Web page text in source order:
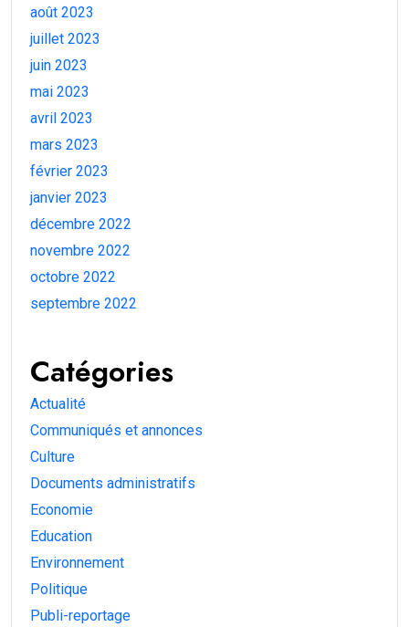
août 2023
juillet 2023
juin 2023
mai 2023
avril 2023
mars 2023
février 2023
janvier 2023
décembre 2022
novembre 2022
octobre 2022
septembre 2022
Catégories
Actualité
Communiqués et annonces
Culture
Documents administratifs
Economie
Education
Environnement
Politique
Publi-reportage